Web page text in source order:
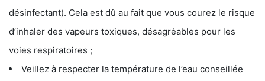
désinfectant). Cela est dû au fait que vous courez le risque
d’inhaler des vapeurs toxiques, désagréables pour les
voies respiratoires ;
Veillez à respecter la température de l’eau conseillée